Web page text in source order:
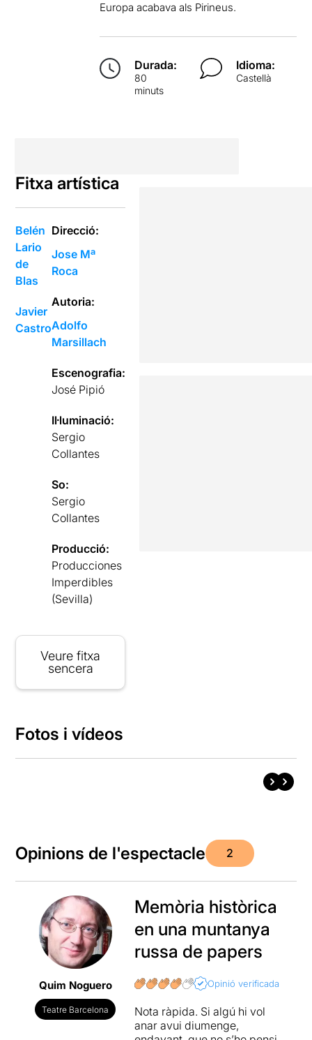
Europa acabava als Pirineus.
Durada:
80
minuts
Idioma:
Castellà
Fitxa artística
Belén
Lario
de
Blas
Javier
Castro
Direcció:
Jose Mª
Roca
Autoria:
Adolfo
Marsillach
Escenografia:
José Pipió
Il·luminació:
Sergio
Collantes
So:
Sergio
Collantes
Producció:
Producciones
Imperdibles
(Sevilla)
Veure fitxa
sencera
Fotos i vídeos
Opinions de l'espectacle 2
Quim Noguero
Teatre Barcelona
Memòria històrica
en una muntanya
russa de papers
Opinió verificada
Nota ràpida. Si algú hi vol
anar avui diumenge,